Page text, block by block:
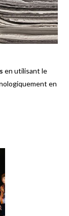
en utilisant le
en